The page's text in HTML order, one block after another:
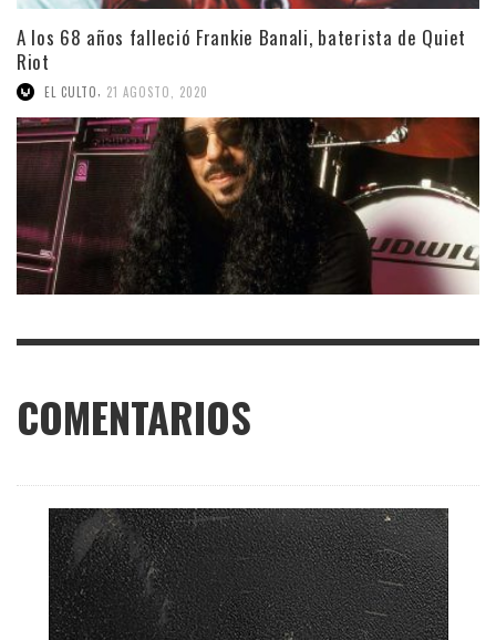
A los 68 años falleció Frankie Banali, baterista de Quiet
Riot
EL CULTO 21 AGOSTO, 2020
COMENTARIOS